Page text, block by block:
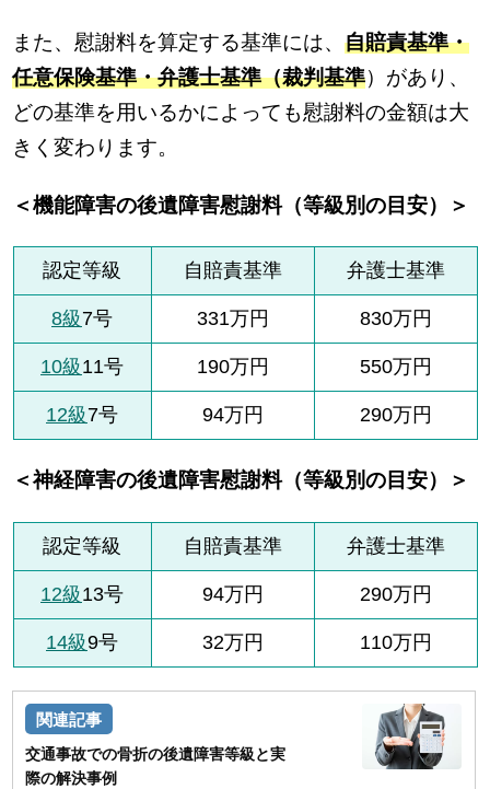
また、慰謝料を算定する基準には、自賠責基準・
任意保険基準・弁護士基準（裁判基準）があり、
どの基準を用いるかによっても慰謝料の金額は大
きく変わります。
＜機能障害の後遺障害慰謝料（等級別の目安）＞
認定等級 自賠責基準 弁護士基準
8級7号 331万円 830万円
10級11号 190万円 550万円
12級7号 94万円 290万円
＜神経障害の後遺障害慰謝料（等級別の目安）＞
認定等級 自賠責基準 弁護士基準
12級13号 94万円 290万円
14級9号 32万円 110万円
交通事故での骨折の後遺障害等級と実
際の解決事例